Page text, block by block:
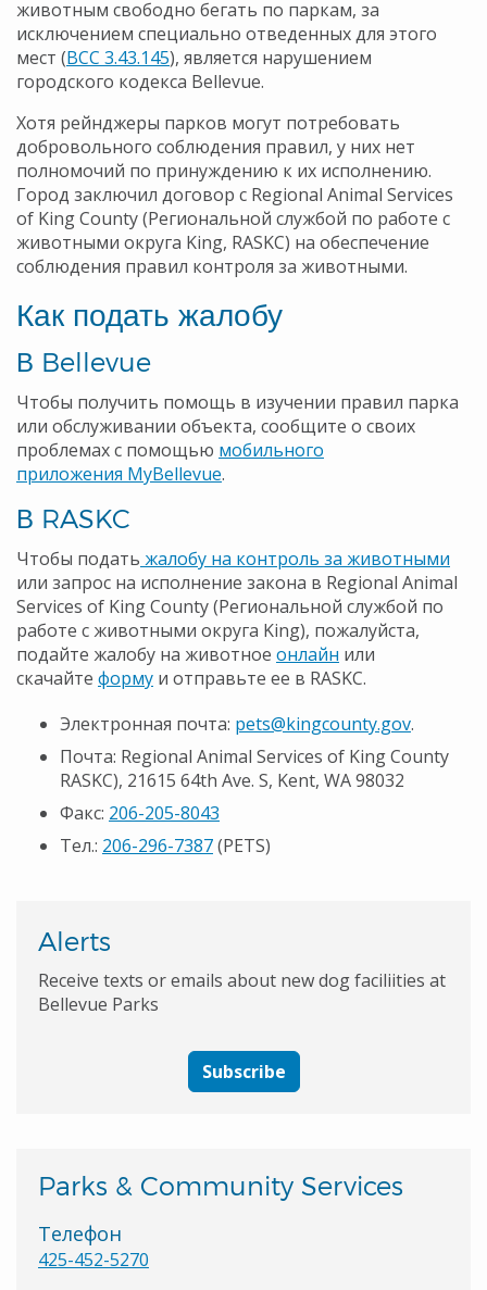
животным свободно бегать по паркам, за
исключением специально отведенных для этого
мест (BCC 3.43.145), является нарушением
городского кодекса Bellevue.
Хотя рейнджеры парков могут потребовать
добровольного соблюдения правил, у них нет
полномочий по принуждению к их исполнению.
Город заключил договор с Regional Animal Services
of King County (Региональной службой по работе с
животными округа King, RASKC) на обеспечение
соблюдения правил контроля за животными.
Как подать жалобу
В Bellevue
Чтобы получить помощь в изучении правил парка
или обслуживании объекта, сообщите о своих
проблемах с помощью мобильного
приложения MyBellevue.
В RASKC
Чтобы подать жалобу на контроль за животными
или запрос на исполнение закона в Regional Animal
Services of King County (Региональной службой по
работе с животными округа King), пожалуйста,
подайте жалобу на животное онлайн или
скачайте форму и отправьте ее в RASKC.
Электронная почта: pets@kingcounty.gov.
Почта: Regional Animal Services of King County
RASKC), 21615 64th Ave. S, Kent, WA 98032
Факс: 206-205-8043
Тел.: 206-296-7387(PETS)
Alerts
Receive texts or emails about new dog faciliities at
Bellevue Parks
Subscribe
Parks & Community Services
Телефон
425-452-5270